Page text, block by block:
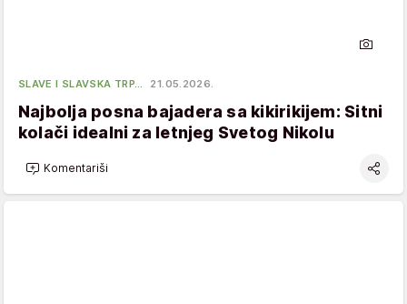
SLAVE I SLAVSKA TRP… 21.05.2026.
Najbolja posna bajadera sa kikirikijem: Sitni
kolači idealni za letnjeg Svetog Nikolu
Komentariši